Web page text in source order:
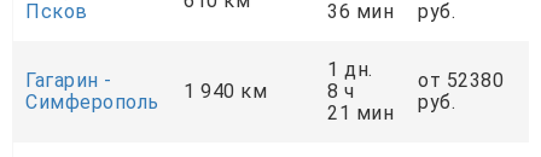
Псков
36 мин
руб.
Гагарин -
Симферополь
1 940 км
1 дн.
8 ч
21 мин
от 52380
руб.